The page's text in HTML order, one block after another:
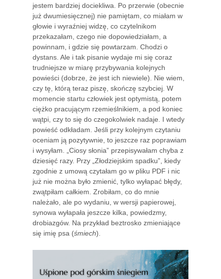
jestem bardziej dociekliwa. Po przerwie (obecnie
już dwumiesięcznej) nie pamiętam, co miałam w
głowie i wyraźniej widzę, co czytelnikom
przekazałam, czego nie dopowiedziałam, a
powinnam, i gdzie się powtarzam. Chodzi o
dystans. Ale i tak pisanie wydaje mi się coraz
trudniejsze w miarę przybywania kolejnych
powieści (dobrze, że jest ich niewiele). Nie wiem,
czy tę, którą teraz piszę, skończę szybciej. W
momencie startu człowiek jest optymistą, potem
ciężko pracującym rzemieślnikiem, a pod koniec
wątpi, czy to się do czegokolwiek nadaje. I wtedy
powieść odkładam. Jeśli przy kolejnym czytaniu
oceniam ją pozytywnie, to jeszcze raz poprawiam
i wysyłam. „Ciosy słonia” przepisywałam chyba z
dziesięć razy. Przy „Złodziejskim spadku”, kiedy
zgodnie z umową czytałam go w pliku PDF i nic
już nie można było zmienić, tylko wyłapać błędy,
zwątpiłam całkiem. Zrobiłam, co do mnie
należało, ale po wydaniu, w wersji papierowej,
synowa wyłapała jeszcze kilka, powiedzmy,
drobiazgów. Na przykład beztrosko zmieniające
się imię psa (śmiech).